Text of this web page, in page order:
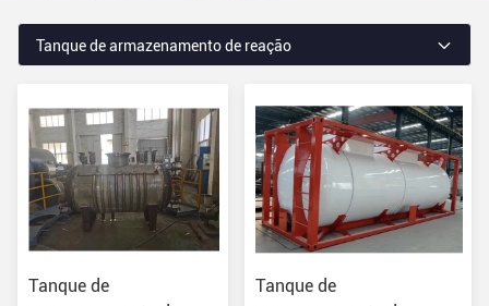
Tanque de armazenamento de reação
Tanque de
Tanque de